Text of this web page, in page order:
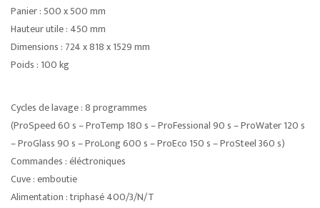
Panier : 500 x 500 mm
Hauteur utile : 450 mm
Dimensions : 724 x 818 x 1529 mm
Poids : 100 kg
Cycles de lavage : 8 programmes
(ProSpeed 60 s – ProTemp 180 s – ProFessional 90 s – ProWater 120 s
– ProGlass 90 s – ProLong 600 s – ProEco 150 s – ProSteel 360 s)
Commandes : éléctroniques
Cuve : emboutie
Alimentation : triphasé 400/3/N/T